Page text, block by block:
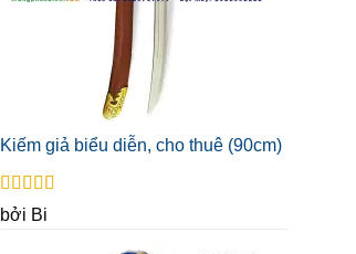
Kiếm giả biểu diễn, cho thuê (90cm)
Được xếp
hạng5
bởi Bi